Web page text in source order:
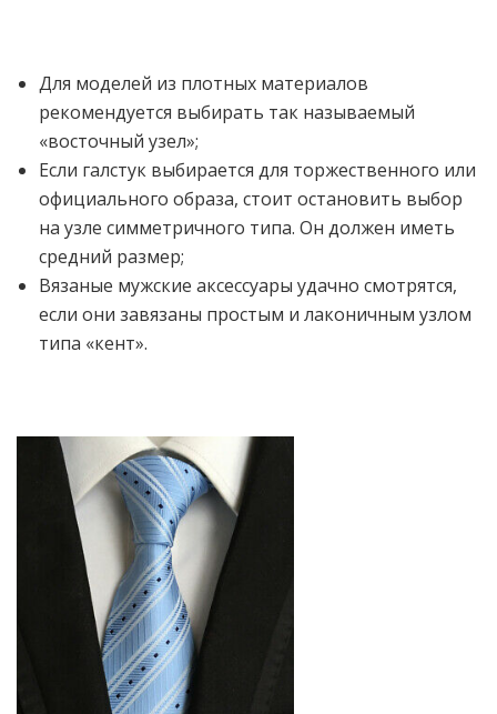
Для моделей из плотных материалов
рекомендуется выбирать так называемый
«восточный узел»;
Если галстук выбирается для торжественного или
официального образа, стоит остановить выбор
на узле симметричного типа. Он должен иметь
средний размер;
Вязаные мужские аксессуары удачно смотрятся,
если они завязаны простым и лаконичным узлом
типа «кент».